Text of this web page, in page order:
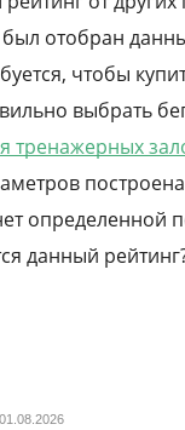
отобран
чтобы
выбрать
тренажерных
определенной
данный
01.08.2026